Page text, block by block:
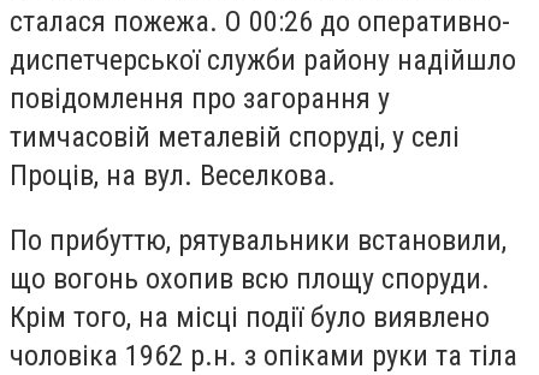
сталася пожежа. О 00:26 до оперативно-
диспетчерської служби району надійшло
повідомлення про загорання у
тимчасовій металевій споруді, у селі
Проців, на вул. Веселкова.
По прибуттю, рятувальники встановили,
що вогонь охопив всю площу споруди.
Крім того, на місці події було виявлено
чоловіка 1962 р.н. з опіками руки та тіла